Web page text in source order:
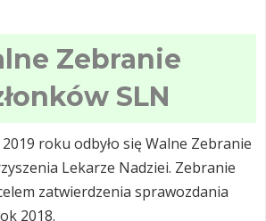
Zebranie
SLN
roku odbyło się Walne Zebranie
Lekarze Nadziei. Zebranie
zatwierdzenia sprawozdania
2018.